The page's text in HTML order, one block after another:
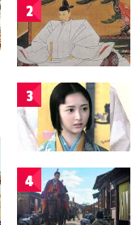
2
3
4